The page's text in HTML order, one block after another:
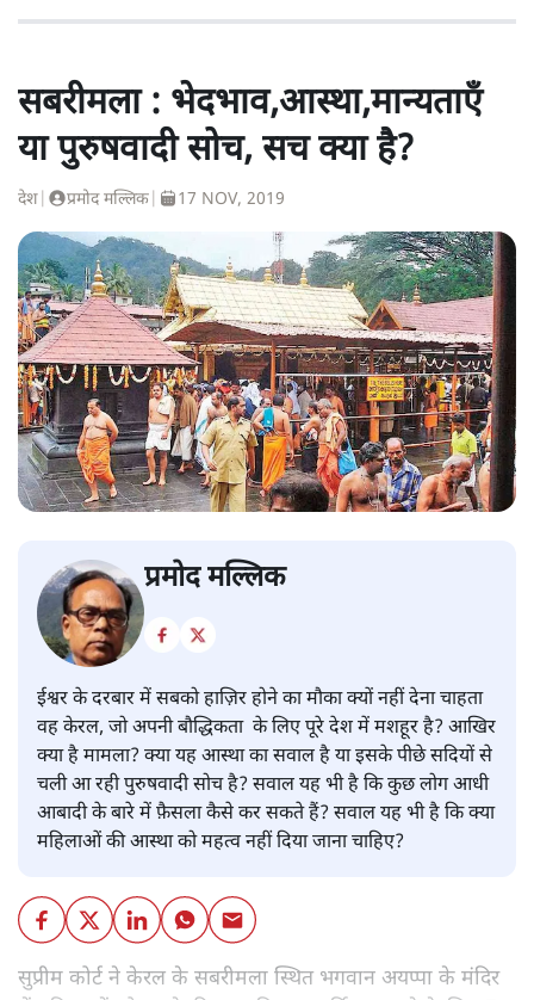
सबरीमला : भेदभाव,आस्था,मान्यताएँ
या पुरुषवादी सोच, सच क्या है?
देश प्रमोद मल्लिक 17 NOV, 2019
प्रमोद मल्लिक
ईश्वर के दरबार में सबको हाज़िर होने का मौका क्यों नहीं देना चाहता
वह केरल, जो अपनी बौद्धिकता के लिए पूरे देश में मशहूर है? आखिर
क्या है मामला? क्या यह आस्था का सवाल है या इसके पीछे सदियों से
चली आ रही पुरुषवादी सोच है? सवाल यह भी है कि कुछ लोग आधी
आबादी के बारे में फ़ैसला कैसे कर सकते हैं? सवाल यह भी है कि क्या
महिलाओं की आस्था को महत्व नहीं दिया जाना चाहिए?
सुप्रीम कोर्ट ने केरल के सबरीमला स्थित भगवान अयप्पा के मंदिर